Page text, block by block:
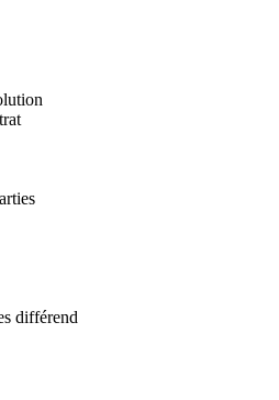
différend